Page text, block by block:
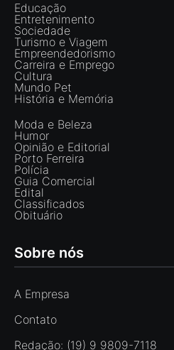
Educação
Entretenimento
Sociedade
Turismo e Viagem
Empreendedorismo
Carreira e Emprego
Cultura
Mundo Pet
História e Memória
Moda e Beleza
Humor
Opinião e Editorial
Porto Ferreira
Polícia
Guia Comercial
Edital
Classificados
Obituário
Sobre nós
A Empresa
Contato
Redação: (19) 9 9809-7118